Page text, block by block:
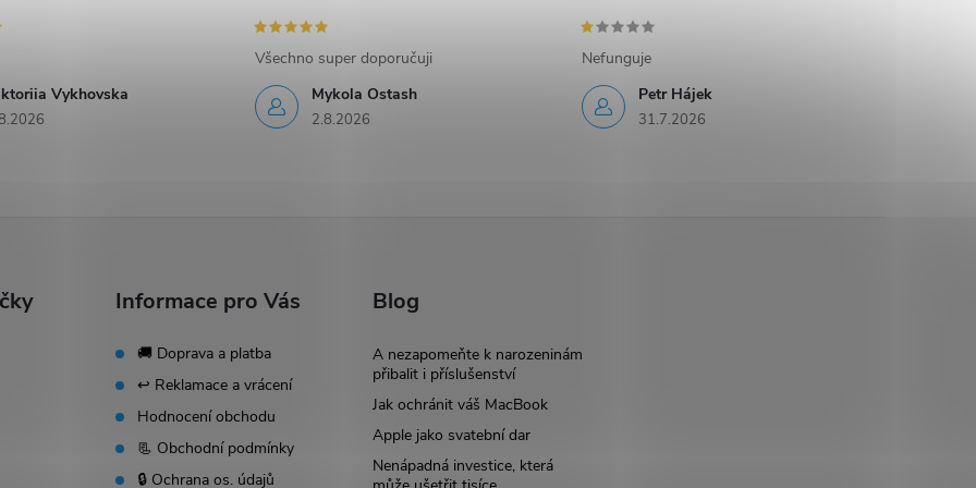
Vykhovska
Mykola Ostash
2.8.2026
Všechno super doporučuji
Petr Hájek
31.7.2026
Nefunguje
Informace pro Vás
🚚 Doprava a platba
↩️ Reklamace a vrácení
Hodnocení obchodu
📃 Obchodní podmínky
🔒 Ochrana os. údajů
Blog
A nezapomeňte k narozeninám
přibalit i příslušenství
Jak ochránit váš MacBook
Apple jako svatební dar
Nenápadná investice, která